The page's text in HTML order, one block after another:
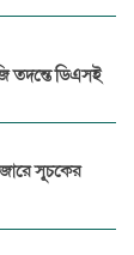
তদন্তে ডিএসই
সূচকের